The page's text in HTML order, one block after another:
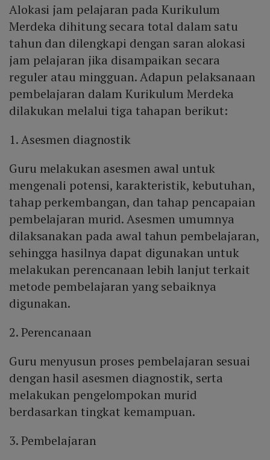
Alokasi jam pelajaran pada Kurikulum
Merdeka dihitung secara total dalam satu
tahun dan dilengkapi dengan saran alokasi
jam pelajaran jika disampaikan secara
reguler atau mingguan. Adapun pelaksanaan
pembelajaran dalam Kurikulum Merdeka
dilakukan melalui tiga tahapan berikut:
1. Asesmen diagnostik
Guru melakukan asesmen awal untuk
mengenali potensi, karakteristik, kebutuhan,
tahap perkembangan, dan tahap pencapaian
pembelajaran murid. Asesmen umumnya
dilaksanakan pada awal tahun pembelajaran,
sehingga hasilnya dapat digunakan untuk
melakukan perencanaan lebih lanjut terkait
metode pembelajaran yang sebaiknya
digunakan.
2. Perencanaan
Guru menyusun proses pembelajaran sesuai
dengan hasil asesmen diagnostik, serta
melakukan pengelompokan murid
berdasarkan tingkat kemampuan.
3. Pembelajaran